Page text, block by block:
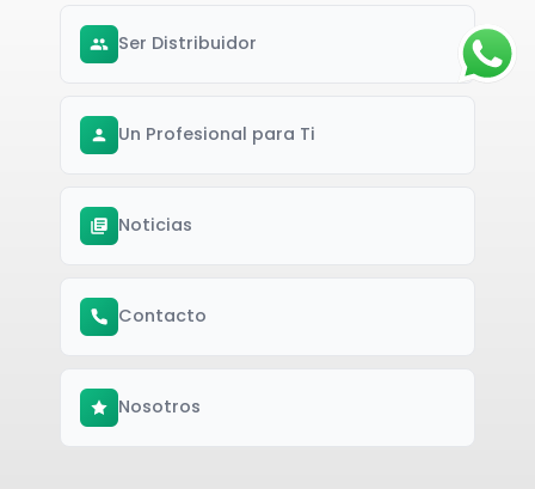
Ser Distribuidor
Un Profesional para Ti
Noticias
Contacto
Nosotros